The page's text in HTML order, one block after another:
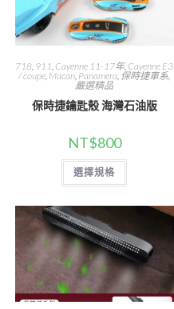
718 911 Cayenne 11-17年, Cayenne E3
/ coupe Macan Panamera 保時捷車系
嚴選精品
保時捷鑰匙殼 海灣石油版
NT$800
選擇規格
此
品
多
款
式。
可
在
產
品
頁